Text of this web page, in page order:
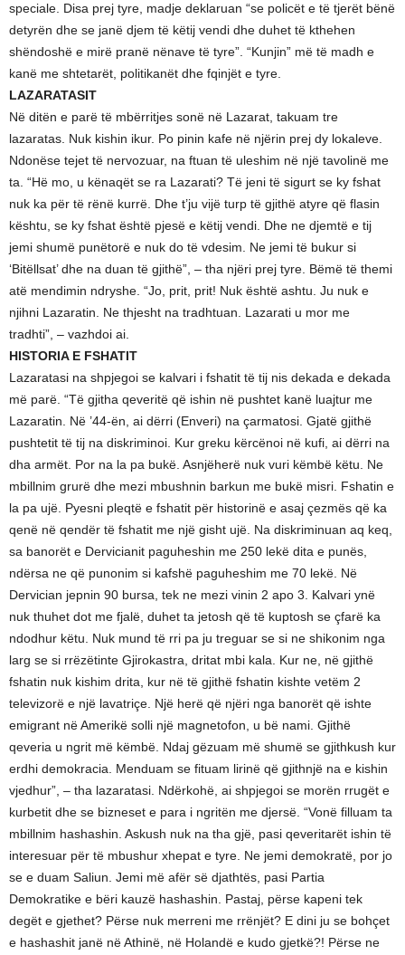
speciale. Disa prej tyre, madje deklaruan “se policët e të tjerët bënë
detyrën dhe se janë djem të këtij vendi dhe duhet të kthehen
shëndoshë e mirë pranë nënave të tyre”. “Kunjin” më të madh e
kanë me shtetarët, politikanët dhe fqinjët e tyre.
LAZARATASIT
Në ditën e parë të mbërritjes sonë në Lazarat, takuam tre
lazaratas. Nuk kishin ikur. Po pinin kafe në njërin prej dy lokaleve.
Ndonëse tejet të nervozuar, na ftuan të uleshim në një tavolinë me
ta. “Hë mo, u kënaqët se ra Lazarati? Të jeni të sigurt se ky fshat
nuk ka për të rënë kurrë. Dhe t’ju vijë turp të gjithë atyre që flasin
kështu, se ky fshat është pjesë e këtij vendi. Dhe ne djemtë e tij
jemi shumë punëtorë e nuk do të vdesim. Ne jemi të bukur si
‘Bitëllsat’ dhe na duan të gjithë”, – tha njëri prej tyre. Bëmë të themi
atë mendimin ndryshe. “Jo, prit, prit! Nuk është ashtu. Ju nuk e
njihni Lazaratin. Ne thjesht na tradhtuan. Lazarati u mor me
tradhti”, – vazhdoi ai.
HISTORIA E FSHATIT
Lazaratasi na shpjegoi se kalvari i fshatit të tij nis dekada e dekada
më parë. “Të gjitha qeveritë që ishin në pushtet kanë luajtur me
Lazaratin. Në ’44-ën, ai dërri (Enveri) na çarmatosi. Gjatë gjithë
pushtetit të tij na diskriminoi. Kur greku kërcënoi në kufi, ai dërri na
dha armët. Por na la pa bukë. Asnjëherë nuk vuri këmbë këtu. Ne
mbillnim grurë dhe mezi mbushnin barkun me bukë misri. Fshatin e
la pa ujë. Pyesni pleqtë e fshatit për historinë e asaj çezmës që ka
qenë në qendër të fshatit me një gisht ujë. Na diskriminuan aq keq,
sa banorët e Dervicianit paguheshin me 250 lekë dita e punës,
ndërsa ne që punonim si kafshë paguheshim me 70 lekë. Në
Dervician jepnin 90 bursa, tek ne mezi vinin 2 apo 3. Kalvari ynë
nuk thuhet dot me fjalë, duhet ta jetosh që të kuptosh se çfarë ka
ndodhur këtu. Nuk mund të rri pa ju treguar se si ne shikonim nga
larg se si rrëzëtinte Gjirokastra, dritat mbi kala. Kur ne, në gjithë
fshatin nuk kishim drita, kur në të gjithë fshatin kishte vetëm 2
televizorë e një lavatriçe. Një herë që njëri nga banorët që ishte
emigrant në Amerikë solli një magnetofon, u bë nami. Gjithë
qeveria u ngrit më këmbë. Ndaj gëzuam më shumë se gjithkush kur
erdhi demokracia. Menduam se fituam lirinë që gjithnjë na e kishin
vjedhur”, – tha lazaratasi. Ndërkohë, ai shpjegoi se morën rrugët e
kurbetit dhe se bizneset e para i ngritën me djersë. “Vonë filluam ta
mbillnim hashashin. Askush nuk na tha gjë, pasi qeveritarët ishin të
interesuar për të mbushur xhepat e tyre. Ne jemi demokratë, por jo
se e duam Saliun. Jemi më afër së djathtës, pasi Partia
Demokratike e bëri kauzë hashashin. Pastaj, përse kapeni tek
degët e gjethet? Përse nuk merreni me rrënjët? E dini ju se bohçet
e hashashit janë në Athinë, në Holandë e kudo gjetkë?! Përse ne